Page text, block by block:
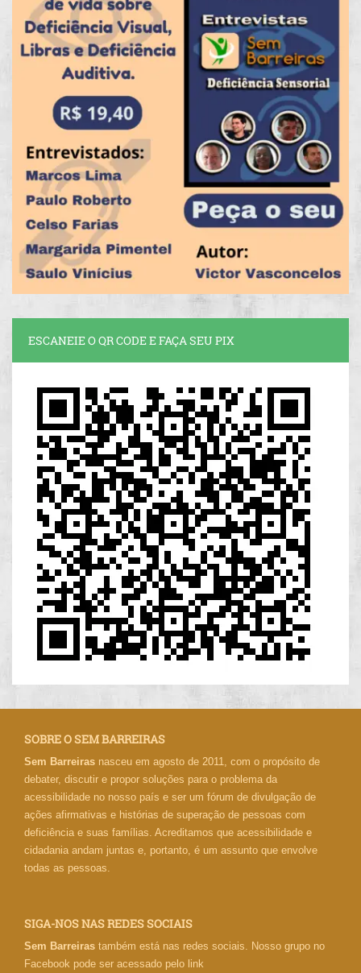
ESCANEIE O QR CODE E FAÇA SEU PIX
SOBRE O SEM BARREIRAS
Sem Barreiras nasceu em agosto de 2011, com o propósito de
debater, discutir e propor soluções para o problema da
acessibilidade no nosso país e ser um fórum de divulgação de
ações afirmativas e histórias de superação de pessoas com
deficiência e suas famílias. Acreditamos que acessibilidade e
cidadania andam juntas e, portanto, é um assunto que envolve
todas as pessoas.
SIGA-NOS NAS REDES SOCIAIS
Sem Barreiras também está nas redes sociais. Nosso grupo no
Facebook pode ser acessado pelo link